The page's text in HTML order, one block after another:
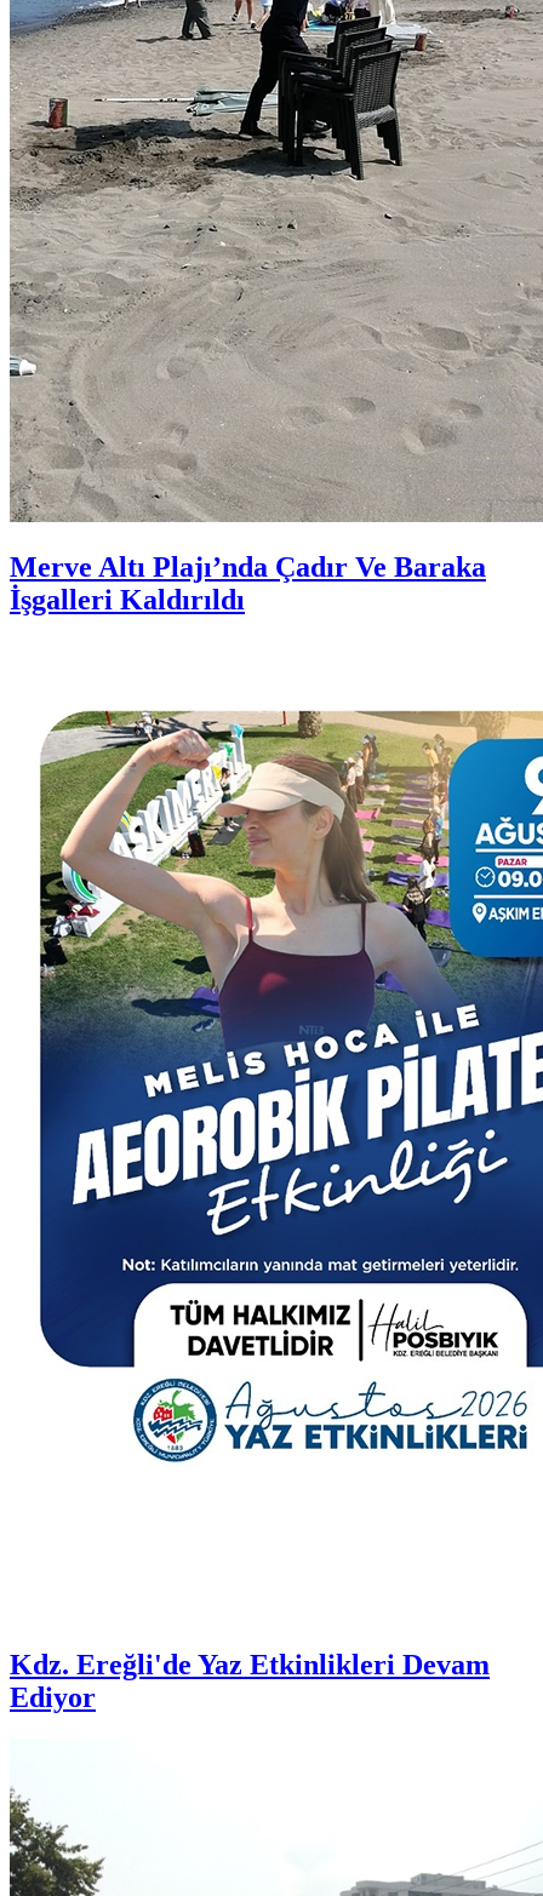
Merve Altı Plajı’nda Çadır Ve Baraka
İşgalleri Kaldırıldı
Kdz. Ereğli'de Yaz Etkinlikleri Devam
Ediyor